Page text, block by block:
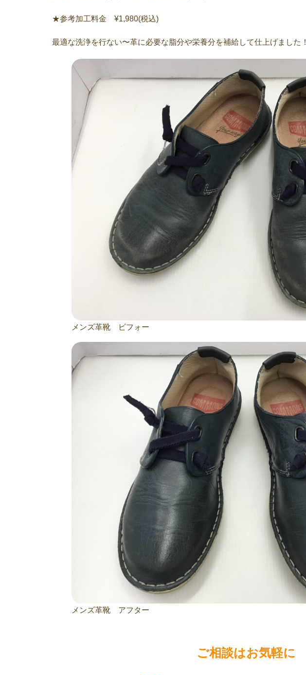
★参考加工料金 ¥1,980(税込)
最適な洗浄を行ない〜革に必要な脂分や栄養分を補給して仕上げました！
メンズ革靴 ビフォー
メンズ革靴 アフター
ご相談はお気軽に